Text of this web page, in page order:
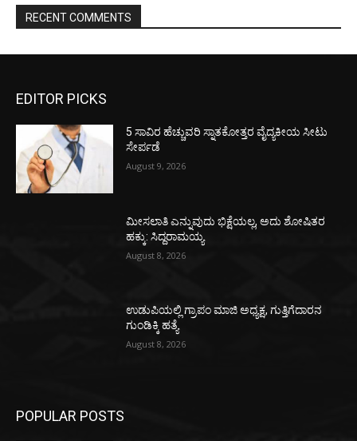
RECENT COMMENTS
EDITOR PICKS
5 ಸಾವಿರ ಹೆಚ್ಚುವರಿ ಸ್ನಾತಕೋತ್ತರ ವೈದ್ಯಕೀಯ ಸೀಟು
ಸೇರ್ಪಡೆ
August 9, 2026
ಮೀಸಲಾತಿ ಎನ್ನುವುದು ಭಿಕ್ಷೆಯಲ್ಲ, ಅದು ಶೋಷಿತರ
ಹಕ್ಕು: ಸಿದ್ದರಾಮಯ್ಯ
August 8, 2026
ಉಡುಪಿಯಲ್ಲಿ ಗ್ರಾಪಂ ಮಾಜಿ ಅಧ್ಯಕ್ಷ, ಗುತ್ತಿಗೆದಾರನ
ಗುಂಡಿಕ್ಕಿ ಹತ್ಯೆ
August 8, 2026
POPULAR POSTS